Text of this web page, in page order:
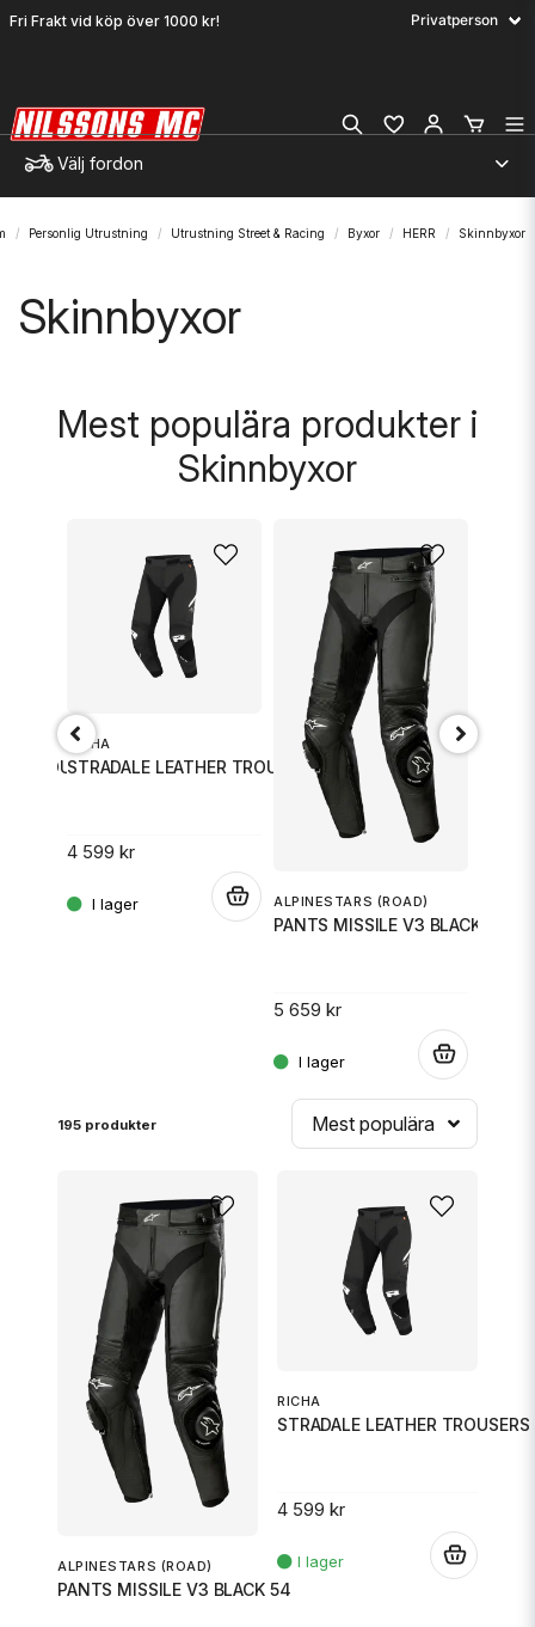
Fri Frakt vid köp över 1000 kr!
Välj fordon
Personlig Utrustning Utrustning Street & Racing Byxor HERR Skinnbyxor
Skinnbyxor
Mest populära produkter i
Skinnbyxor
STRADALE LEATHER TROUSERS SVART/RÖD 46
RICHA
STRADALE LEATHER TROUSERS SHORT SVART 48
4 599 kr
ALPINESTARS (ROAD)
PANTS MISSILE V3 BLACK 54
5 659 kr
195 produkter Mest populära
ALPINESTARS (ROAD)
PANTS MISSILE V3 BLACK 54
RICHA
STRADALE LEATHER
4 599 kr